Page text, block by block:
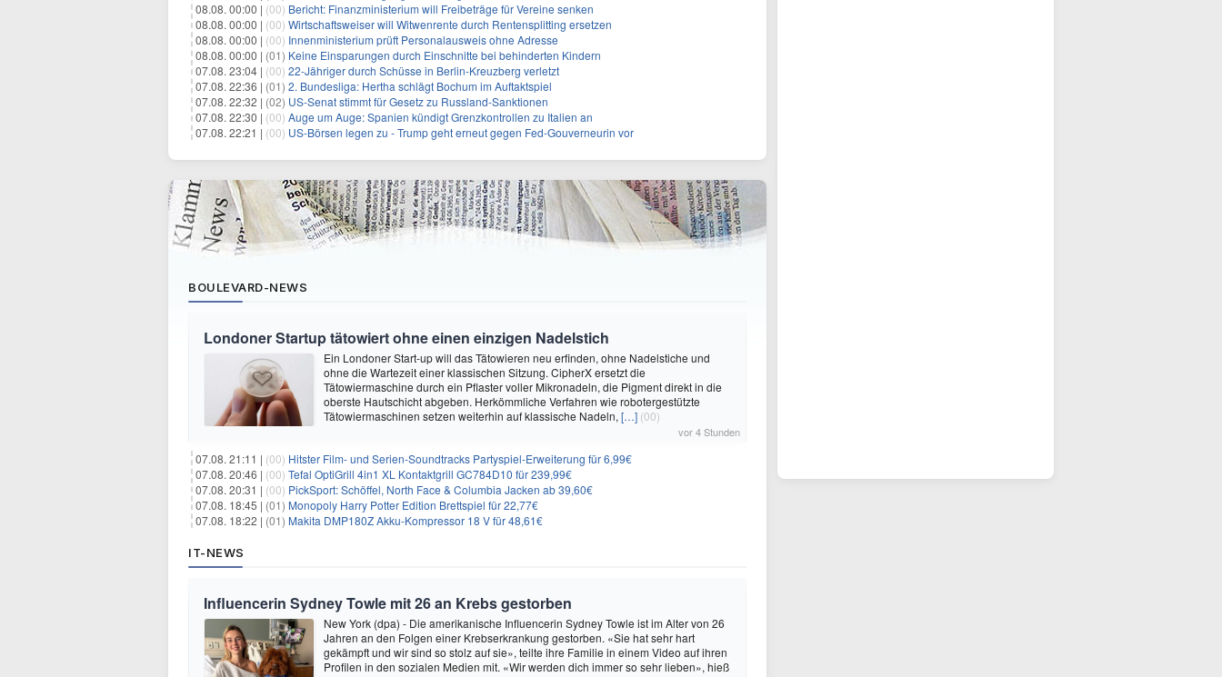
08.08. 00:00 | (00) Bericht: Finanzministerium will Freibeträge für Vereine senken
08.08. 00:00 | (00) Wirtschaftsweiser will Witwenrente durch Rentensplitting ersetzen
08.08. 00:00 | (00) Innenministerium prüft Personalausweis ohne Adresse
08.08. 00:00 | (01) Keine Einsparungen durch Einschnitte bei behinderten Kindern
07.08. 23:04 | (00) 22-Jähriger durch Schüsse in Berlin-Kreuzberg verletzt
07.08. 22:36 | (01) 2. Bundesliga: Hertha schlägt Bochum im Auftaktspiel
07.08. 22:32 | (02) US-Senat stimmt für Gesetz zu Russland-Sanktionen
07.08. 22:30 | (00) Auge um Auge: Spanien kündigt Grenzkontrollen zu Italien an
07.08. 22:21 | (00) US-Börsen legen zu - Trump geht erneut gegen Fed-Gouverneurin vor
BOULEVARD-NEWS
Londoner Startup tätowiert ohne einen einzigen Nadelstich
Ein Londoner Start-up will das Tätowieren neu erfinden, ohne Nadelstiche und
ohne die Wartezeit einer klassischen Sitzung. CipherX ersetzt die
Tätowiermaschine durch ein Pflaster voller Mikronadeln, die Pigment direkt in die
oberste Hautschicht abgeben. Herkömmliche Verfahren wie robotergestützte
Tätowiermaschinen setzen weiterhin auf klassische Nadeln, […] (00)
vor 4 Stunden
07.08. 21:11 | (00) Hitster Film- und Serien-Soundtracks Partyspiel-Erweiterung für 6,99€
07.08. 20:46 | (00) Tefal OptiGrill 4in1 XL Kontaktgrill GC784D10 für 239,99€
07.08. 20:31 | (00) PickSport: Schöffel, North Face & Columbia Jacken ab 39,60€
07.08. 18:45 | (01) Monopoly Harry Potter Edition Brettspiel für 22,77€
07.08. 18:22 | (01) Makita DMP180Z Akku-Kompressor 18 V für 48,61€
IT-NEWS
Influencerin Sydney Towle mit 26 an Krebs gestorben
New York (dpa) - Die amerikanische Influencerin Sydney Towle ist im Alter von 26
Jahren an den Folgen einer Krebserkrankung gestorben. «Sie hat sehr hart
gekämpft und wir sind so stolz auf sie», teilte ihre Familie in einem Video auf ihren
Profilen in den sozialen Medien mit. «Wir werden dich immer so sehr lieben», hieß